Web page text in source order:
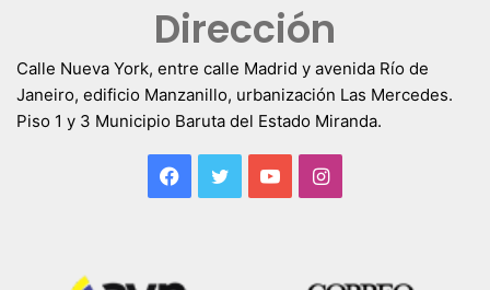
Dirección
Calle Nueva York, entre calle Madrid y avenida Río de
Janeiro, edificio Manzanillo, urbanización Las Mercedes.
Piso 1 y 3 Municipio Baruta del Estado Miranda.
Facebook
TwitterYouTubeInstagram